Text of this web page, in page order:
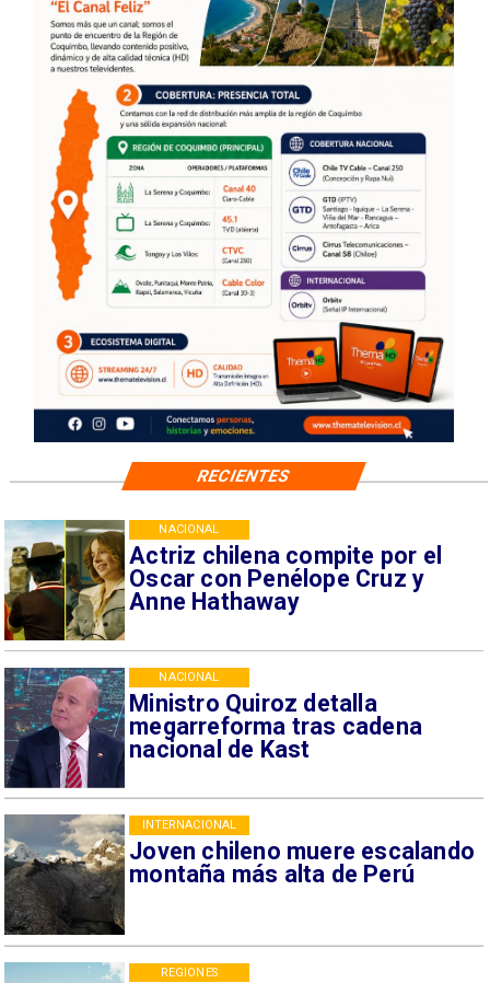
Actriz chilena compite por el
Oscar con Penélope Cruz y
Anne Hathaway
NACIONAL
Ministro Quiroz detalla
megarreforma tras cadena
nacional de Kast
NACIONAL
Joven chileno muere escalando
montaña más alta de Perú
INTERNACIONAL
REGIONES
RECIENTES